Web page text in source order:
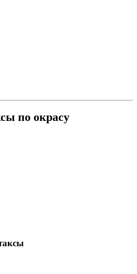
по окрасу